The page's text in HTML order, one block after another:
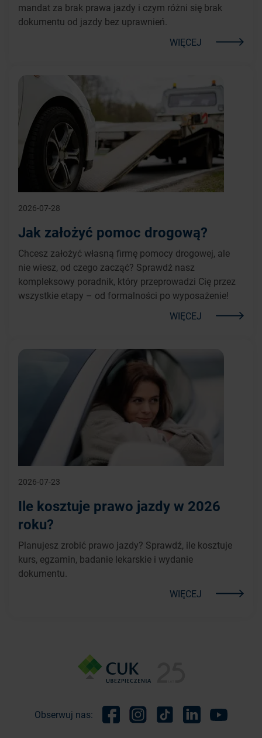
mandat za brak prawa jazdy i czym różni się brak
dokumentu od jazdy bez uprawnień.
WIĘCEJ
2026-07-28
Jak założyć pomoc drogową?
Chcesz założyć własną firmę pomocy drogowej, ale
nie wiesz, od czego zacząć? Sprawdź nasz
kompleksowy poradnik, który przeprowadzi Cię przez
wszystkie etapy – od formalności po wyposażenie!
WIĘCEJ
2026-07-23
Ile kosztuje prawo jazdy w 2026
roku?
Planujesz zrobić prawo jazdy? Sprawdź, ile kosztuje
kurs, egzamin, badanie lekarskie i wydanie
dokumentu.
WIĘCEJ
Obserwuj nas: